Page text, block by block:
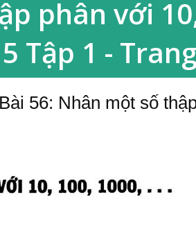
phân với
Tập 1 -
56: Nhân một số